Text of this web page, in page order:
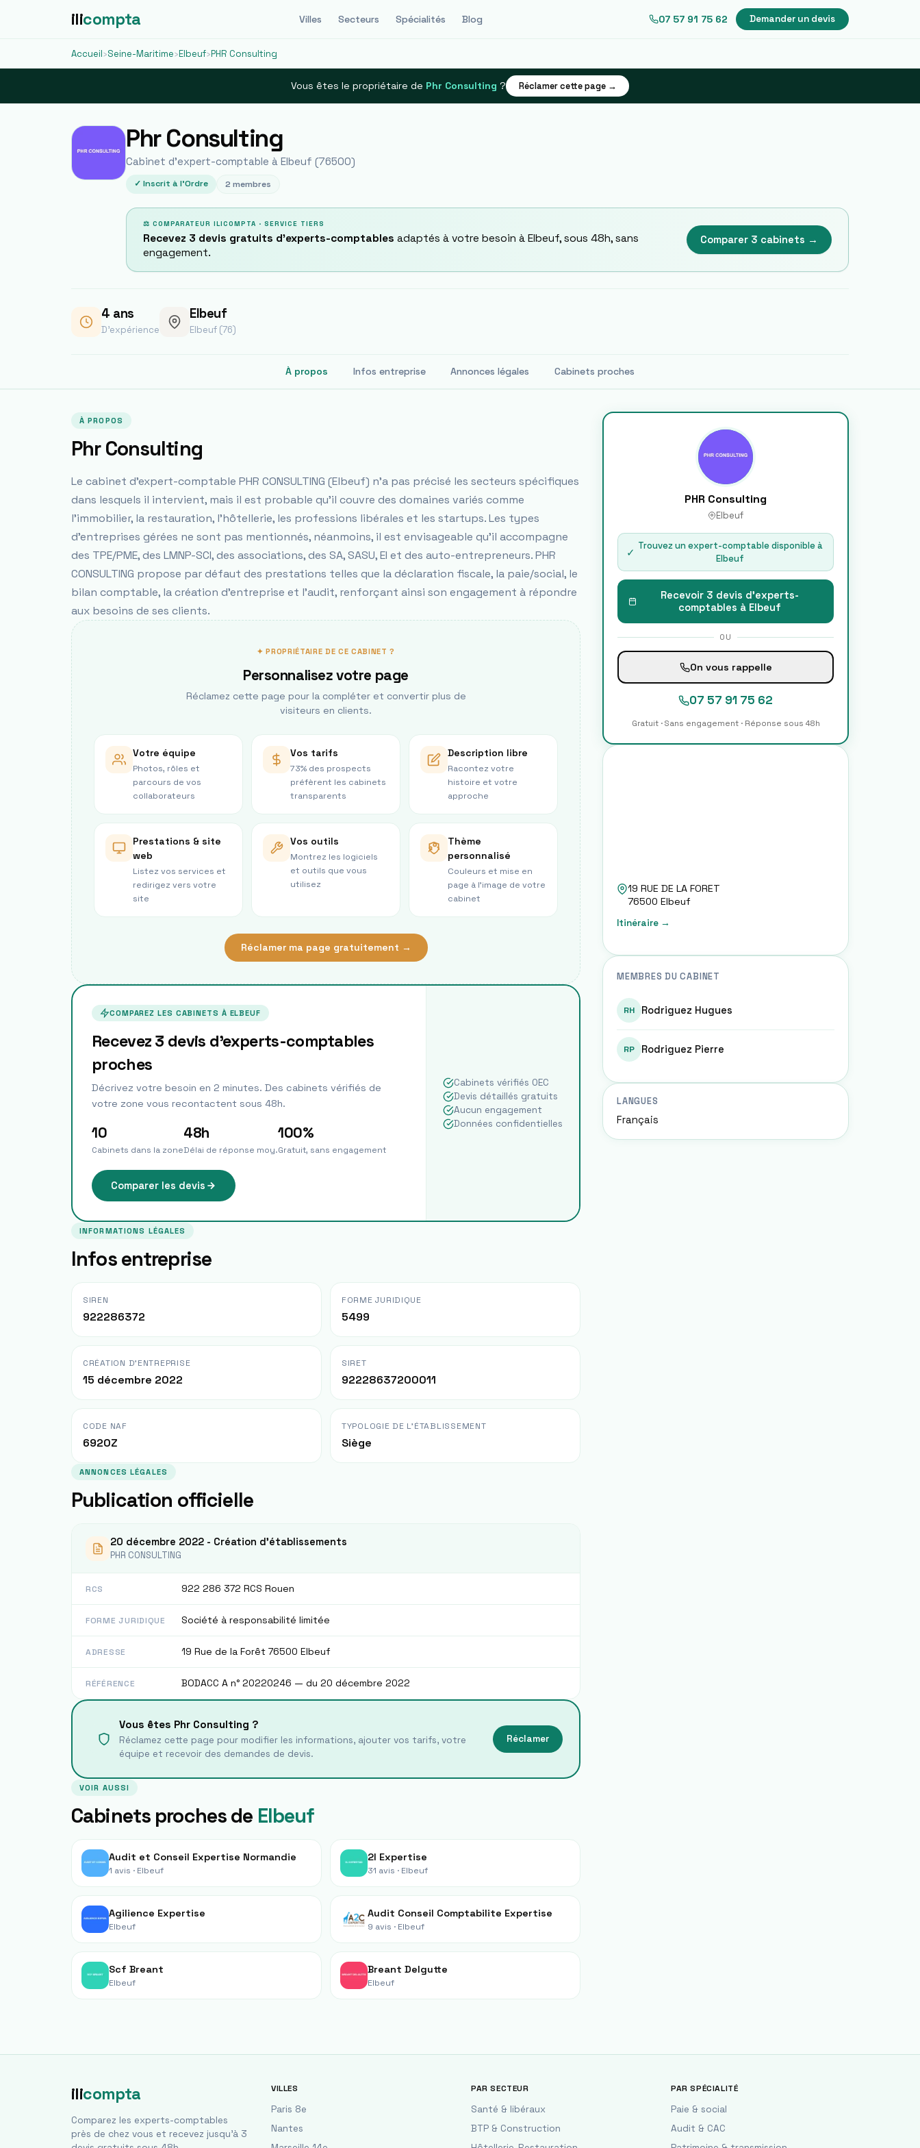
ilicompta Villes Secteurs Spécialités Blog 07 57 91 75 62 Demander un devis
Accueil›Seine-Maritime›Elbeuf›PHR Consulting
Vous êtes le propriétaire de Phr Consulting ? Réclamer cette page →
Phr Consulting
Cabinet d'expert-comptable à Elbeuf (76500)
✓ Inscrit à l'Ordre 2 membres
⚖ COMPARATEUR ILICOMPTA · SERVICE TIERS
Recevez 3 devis gratuits d'experts-comptables adaptés à votre besoin à Elbeuf, sous 48h, sans
engagement.
Comparer 3 cabinets →
4 ans
D'expérience
Elbeuf
Elbeuf (76)
À propos Infos entreprise Annonces légales Cabinets proches
À PROPOS
Phr Consulting
Le cabinet d'expert-comptable PHR CONSULTING (Elbeuf) n'a pas précisé les secteurs spécifiques
dans lesquels il intervient, mais il est probable qu'il couvre des domaines variés comme
l'immobilier, la restauration, l'hôtellerie, les professions libérales et les startups. Les types
d'entreprises gérées ne sont pas mentionnés, néanmoins, il est envisageable qu'il accompagne
des TPE/PME, des LMNP-SCI, des associations, des SA, SASU, EI et des auto-entrepreneurs. PHR
CONSULTING propose par défaut des prestations telles que la déclaration fiscale, la paie/social, le
bilan comptable, la création d'entreprise et l'audit, renforçant ainsi son engagement à répondre
aux besoins de ses clients.
✦ PROPRIÉTAIRE DE CE CABINET ?
Personnalisez votre page
Réclamez cette page pour la compléter et convertir plus de
visiteurs en clients.
Votre équipe
Photos, rôles et
parcours de vos
collaborateurs
Vos tarifs
73% des prospects
préfèrent les cabinets
transparents
Description libre
Racontez votre
histoire et votre
approche
Prestations & site
web
Listez vos services et
redirigez vers votre
site
Vos outils
Montrez les logiciels
et outils que vous
utilisez
Thème
personnalisé
Couleurs et mise en
page à l’image de votre
cabinet
Réclamer ma page gratuitement →
COMPAREZ LES CABINETS À ELBEUF
Recevez 3 devis d'experts-comptables
proches
Décrivez votre besoin en 2 minutes. Des cabinets vérifiés de
votre zone vous recontactent sous 48h.
10
Cabinets dans la zone
48h
Délai de réponse moy.
100%
Gratuit, sans engagement
Comparer les devis
Cabinets vérifiés OEC
Devis détaillés gratuits
Aucun engagement
Données confidentielles
INFORMATIONS LÉGALES
Infos entreprise
SIREN
922286372
FORME JURIDIQUE
5499
CRÉATION D'ENTREPRISE
15 décembre 2022
SIRET
92228637200011
CODE NAF
6920Z
TYPOLOGIE DE L'ÉTABLISSEMENT
Siège
ANNONCES LÉGALES
Publication officielle
20 décembre 2022 - Création d'établissements
PHR CONSULTING
RCS 922 286 372 RCS Rouen
FORME JURIDIQUE Société à responsabilité limitée
ADRESSE 19 Rue de la Forêt 76500 Elbeuf
RÉFÉRENCE BODACC A n° 20220246 — du 20 décembre 2022
Vous êtes Phr Consulting ?
Réclamez cette page pour modifier les informations, ajouter vos tarifs, votre
équipe et recevoir des demandes de devis.
Réclamer
VOIR AUSSI
Cabinets proches de Elbeuf
Audit et Conseil Expertise Normandie
1 avis · Elbeuf
2l Expertise
31 avis · Elbeuf
Agilience Expertise
Elbeuf
Audit Conseil Comptabilite Expertise
9 avis · Elbeuf
Scf Breant
Elbeuf
Breant Delgutte
Elbeuf
PHR Consulting
Elbeuf
✓ Trouvez un expert-comptable disponible à
Elbeuf
Recevoir 3 devis d'experts-
comptables à Elbeuf
OU
On vous rappelle
07 57 91 75 62
Gratuit · Sans engagement · Réponse sous 48h
19 RUE DE LA FORET
76500 Elbeuf
Itinéraire →
MEMBRES DU CABINET
RH Rodriguez Hugues
RP Rodriguez Pierre
LANGUES
Français
ilicompta
Comparez les experts-comptables
près de chez vous et recevez jusqu'à 3
VILLES
Paris 8e
Nantes
PAR SECTEUR
Santé & libéraux
BTP & Construction
PAR SPÉCIALITÉ
Paie & social
Audit & CAC